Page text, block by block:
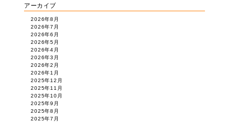
アーカイブ
2026年8月
2026年7月
2026年6月
2026年5月
2026年4月
2026年3月
2026年2月
2026年1月
2025年12月
2025年11月
2025年10月
2025年9月
2025年8月
2025年7月